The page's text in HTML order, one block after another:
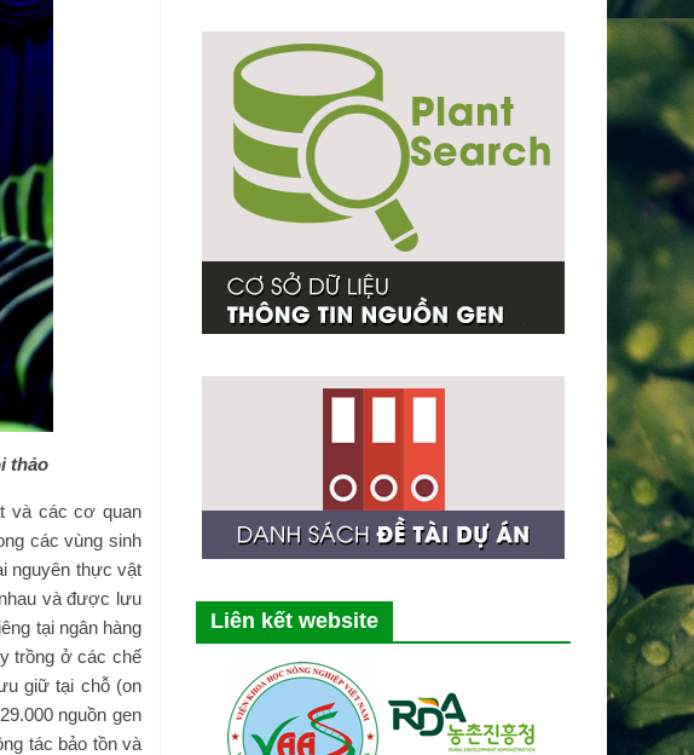
thảo
và các cơ quan
các vùng sinh
nguyên thực vật
và được lưu
tại ngân hàng
trồng ở các chế
giữ tại chỗ (on
nguồn gen
tác bảo tồn và
Liên kết website